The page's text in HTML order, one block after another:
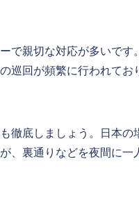
で親切な対応が多いで
回が頻繁に行われてお
底しましょう。日本
裏通りなどを夜間に